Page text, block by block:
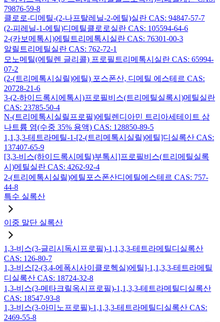
79876-59-8
클로로-디메틸-(2-나프탈레닐-2-에틸)실란 CAS: 94847-57-7
(2-피레닐-1-에틸)디메틸클로로실란 CAS: 105594-64-6
2-(카보메톡시)에틸트리메톡시실란 CAS: 76301-00-3
알릴트리메틸실란 CAS: 762-72-1
모노메틸(에틸렌 글리콜) 프로필트리메톡시실란 CAS: 65994-
07-2
(2-(트리메톡시실릴)에틸) 포스폰산, 디메틸 에스테르 CAS:
20728-21-6
3-(2-하이드록시에톡시)프로필비스(트리메틸실록시)메틸실란
CAS: 23785-50-4
N-(트리메톡시실릴프로필)에틸렌디아민 트리아세테이트 삼
나트륨 염(수중 35% 용액) CAS: 128850-89-5
1,1,3,3-테트라메틸-1-[2-(트리메톡시실릴)에틸]디실록산 CAS:
137407-65-9
[3,3-비스(하이드록시메틸)부톡시]프로필비스(트리메틸실록
시)메틸실란 CAS: 4262-92-4
2-(트리에톡시실릴)에틸포스폰산디에틸에스테르 CAS: 757-
44-8
특수 실록산
이중 말단 실록산
1,3-비스(3-글리시독시프로필)-1,1,3,3-테트라메틸디실록산
CAS: 126-80-7
1,3-비스[2-(3,4-에폭시사이클로헥실)에틸]-1,1,3,3-테트라메틸
디실록산 CAS: 18724-32-8
1,3-비스(3-메타크릴옥시프로필)-1,1,3,3-테트라메틸디실록산
CAS: 18547-93-8
1,3-비스(3-아미노프로필)-1,1,3,3-테트라메틸디실록산 CAS:
2469-55-8